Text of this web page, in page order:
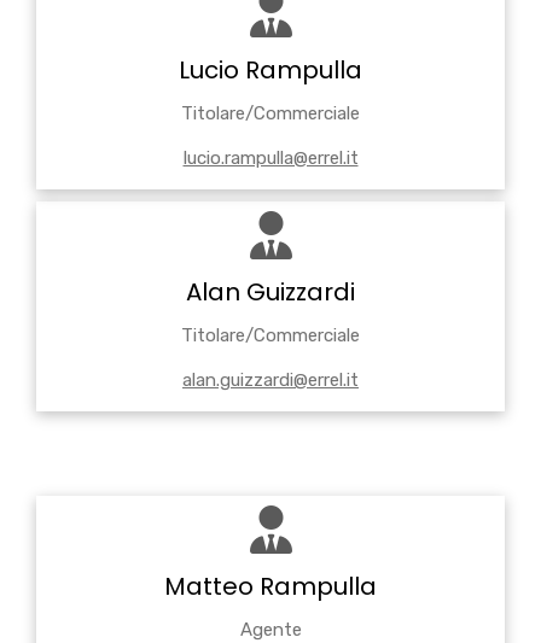
Lucio Rampulla
Titolare/Commerciale
lucio.rampulla@errel.it
Alan Guizzardi
Titolare/Commerciale
alan.guizzardi@errel.it
Matteo Rampulla
Agente